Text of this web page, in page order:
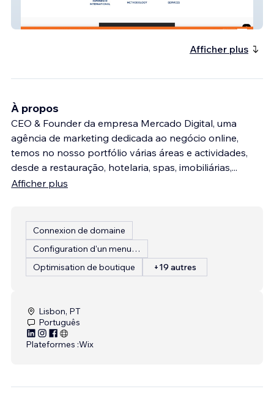
Afficher plus
À propos
CEO & Founder da empresa Mercado Digital, uma
agência de marketing dedicada ao negócio online,
temos no nosso portfólio várias áreas e actividades,
desde a restauração, hotelaria, spas, imobiliárias,...
Afficher plus
Connexion de domaine
Configuration d'un menu de restaurant
Optimisation de boutique
+19 autres
Lisbon, PT
Português
Plateformes :Wix